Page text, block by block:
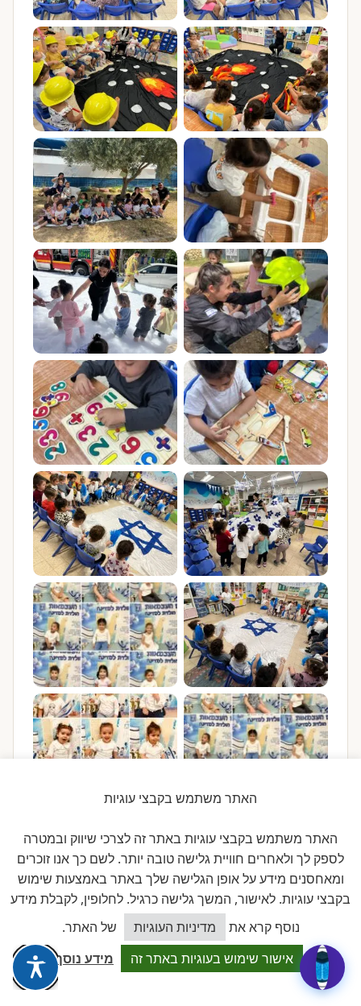
האתר משתמש בקבצי עוגיות
האתר משתמש בקבצי עוגיות באתר זה לצרכי שיווק ובמטרה
לספק לך ולאחרים חוויית גלישה טובה יותר. לשם כך אנו זוכרים
ומאחסנים מידע על אופן הגלישה שלך באתר באמצעות שימוש
בקבצי עוגיות. לאישור, המשך גלישה כרגיל. לחלופין, לקבלת מידע
נוסף קרא את
מדיניות העוגיות
של האתר.
אישור שימוש בעוגיות באתר זה
מידע נוסף
כיצד אוכל לסייע?